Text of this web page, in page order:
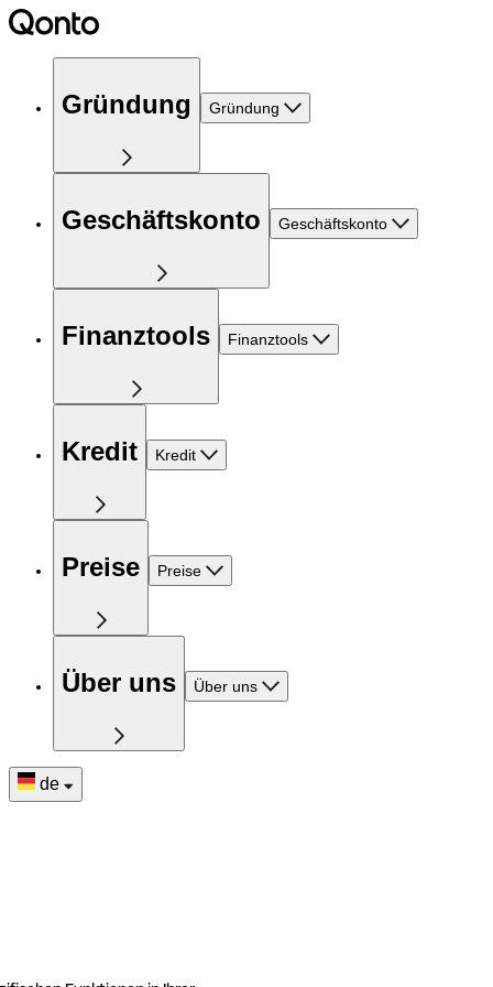
Gründung Gründung
Geschäftskonto Geschäftskonto
Finanztools Finanztools
Kredit Kredit
Preise Preise
Über uns Über uns
de